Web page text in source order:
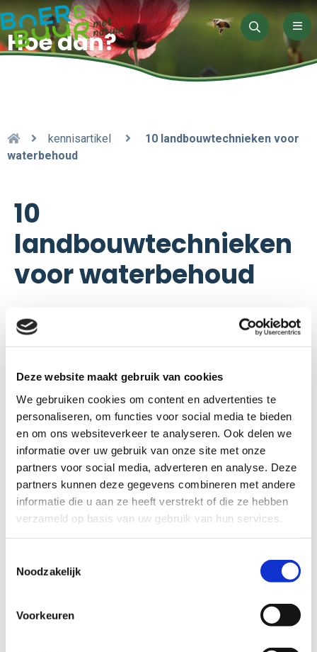
Deze website maakt gebruik van cookies
We gebruiken cookies om content en advertenties te
personaliseren, om functies voor social media te bieden
en om ons websiteverkeer te analyseren. Ook delen we
informatie over uw gebruik van onze site met onze
partners voor social media, adverteren en analyse. Deze
partners kunnen deze gegevens combineren met andere
informatie die u aan ze heeft verstrekt of die ze hebben
verzameld op basis van uw gebruik van hun services.
Noodzakelijk
Voorkeuren
Zoeken
Hoe dan?
kennisartikel
10 landbouwtechnieken voor
waterbehoud
10
landbouwtechnieken
voor waterbehoud
Dit artikel geeft 10 voorbeelden voor het